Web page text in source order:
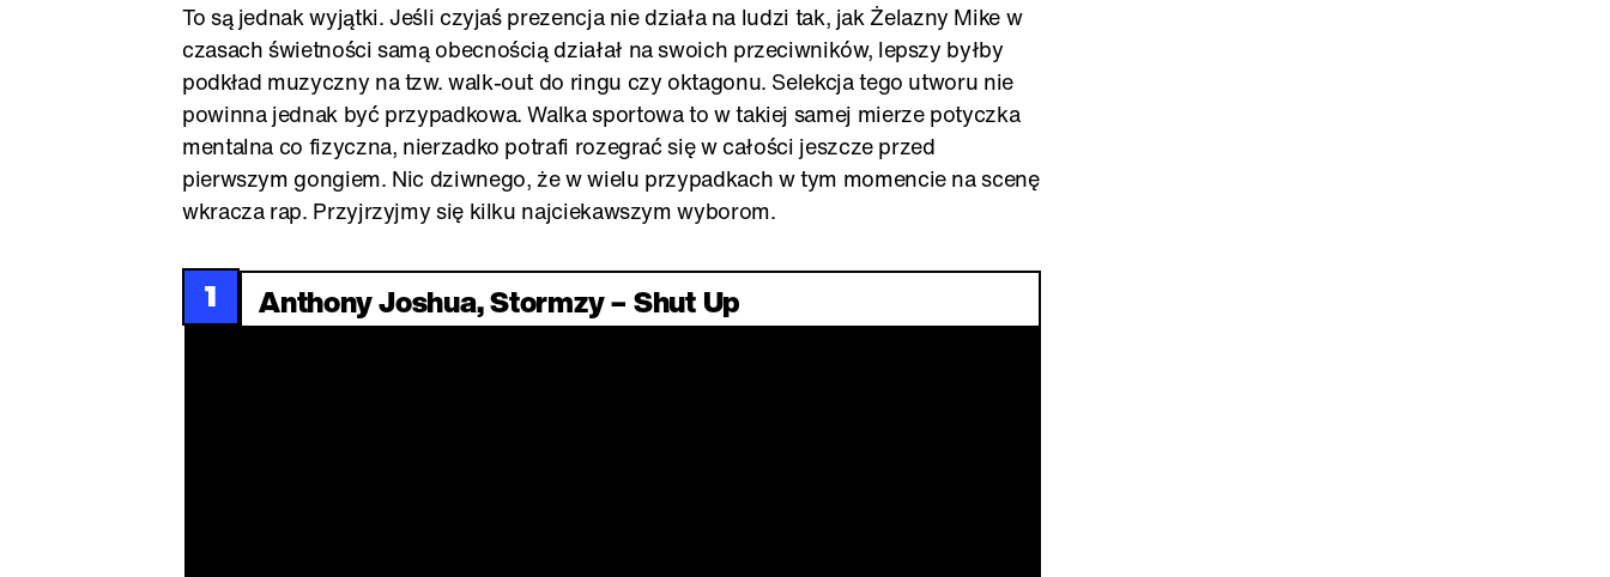
To są jednak wyjątki. Jeśli czyjaś prezencja nie działa na ludzi tak, jak Żelazny Mike w
czasach świetności samą obecnością działał na swoich przeciwników, lepszy byłby
podkład muzyczny na tzw. walk-out do ringu czy oktagonu. Selekcja tego utworu nie
powinna jednak być przypadkowa. Walka sportowa to w takiej samej mierze potyczka
mentalna co fizyczna, nierzadko potrafi rozegrać się w całości jeszcze przed
pierwszym gongiem. Nic dziwnego, że w wielu przypadkach w tym momencie na scenę
wkracza rap. Przyjrzyjmy się kilku najciekawszym wyborom.
1 Anthony Joshua, Stormzy – Shut Up